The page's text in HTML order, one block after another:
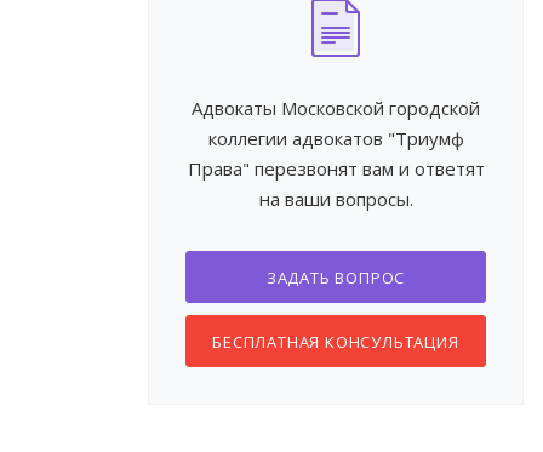
Адвокаты Московской городской
коллегии адвокатов "Триумф
Права" перезвонят вам и ответят
на ваши вопросы.
ЗАДАТЬ ВОПРОС
БЕСПЛАТНАЯ КОНСУЛЬТАЦИЯ